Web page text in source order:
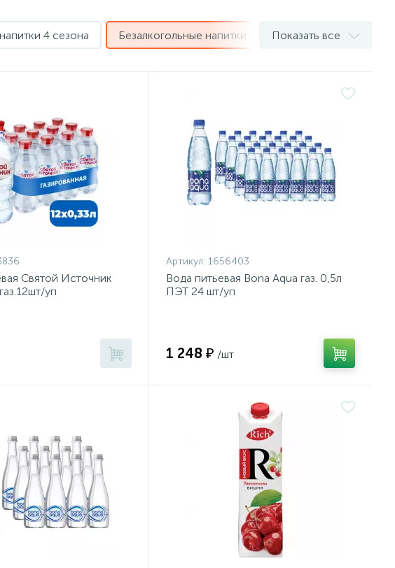
4 сезона Безалкогольные напитки Acqua Panna
Показать все
Святой Источник
уп
Артикул: 1656403
Вода питьевая Bona Aqua газ. 0,5л
ПЭТ 24 шт/уп
1 248 ₽ /шт